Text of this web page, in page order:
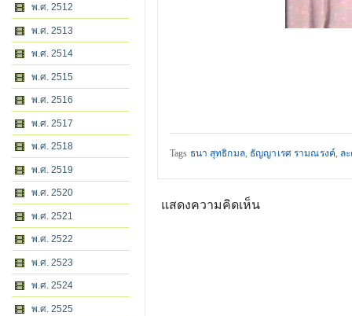
พ.ศ. 2512
พ.ศ. 2513
พ.ศ. 2514
พ.ศ. 2515
พ.ศ. 2516
พ.ศ. 2517
พ.ศ. 2518
พ.ศ. 2519
พ.ศ. 2520
พ.ศ. 2521
พ.ศ. 2522
พ.ศ. 2523
พ.ศ. 2524
พ.ศ. 2525
Tags ธนา สุทธิกมล, ธัญญาเรศ รามณรงค์, ล
แสดงความคิดเห็น